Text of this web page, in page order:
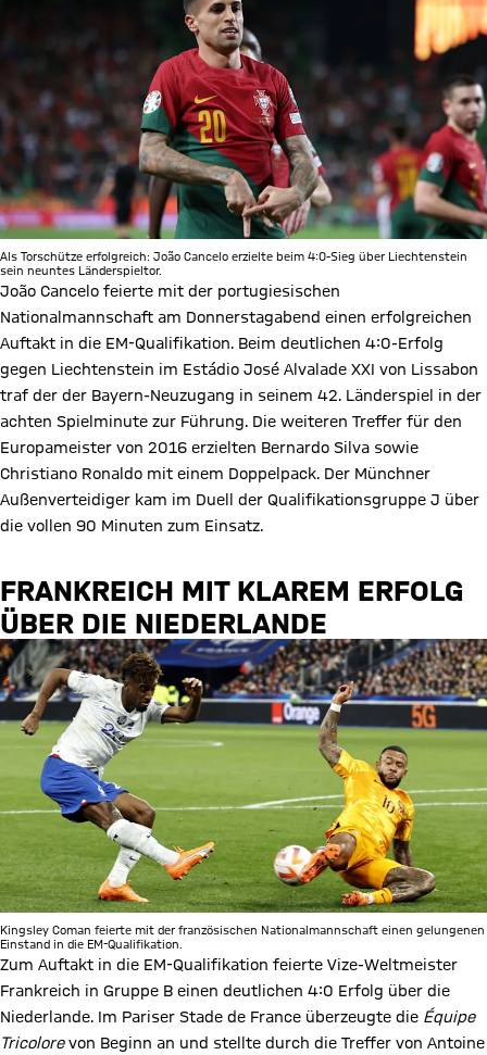
Als Torschütze erfolgreich: João Cancelo erzielte beim 4:0-Sieg über Liechtenstein
sein neuntes Länderspieltor.
João Cancelo feierte mit der portugiesischen
Nationalmannschaft am Donnerstagabend einen erfolgreichen
Auftakt in die EM-Qualifikation. Beim deutlichen 4:0-Erfolg
gegen Liechtenstein im Estádio José Alvalade XXI von Lissabon
traf der der Bayern-Neuzugang in seinem 42. Länderspiel in der
achten Spielminute zur Führung. Die weiteren Treffer für den
Europameister von 2016 erzielten Bernardo Silva sowie
Christiano Ronaldo mit einem Doppelpack. Der Münchner
Außenverteidiger kam im Duell der Qualifikationsgruppe J über
die vollen 90 Minuten zum Einsatz.
FRANKREICH MIT KLAREM ERFOLG
ÜBER DIE NIEDERLANDE
Kingsley Coman feierte mit der französischen Nationalmannschaft einen gelungenen
Einstand in die EM-Qualifikation.
Zum Auftakt in die EM-Qualifikation feierte Vize-Weltmeister
Frankreich in Gruppe B einen deutlichen 4:0 Erfolg über die
Niederlande. Im Pariser Stade de France überzeugte die Équipe
Tricolorevon Beginn an und stellte durch die Treffer von Antoine